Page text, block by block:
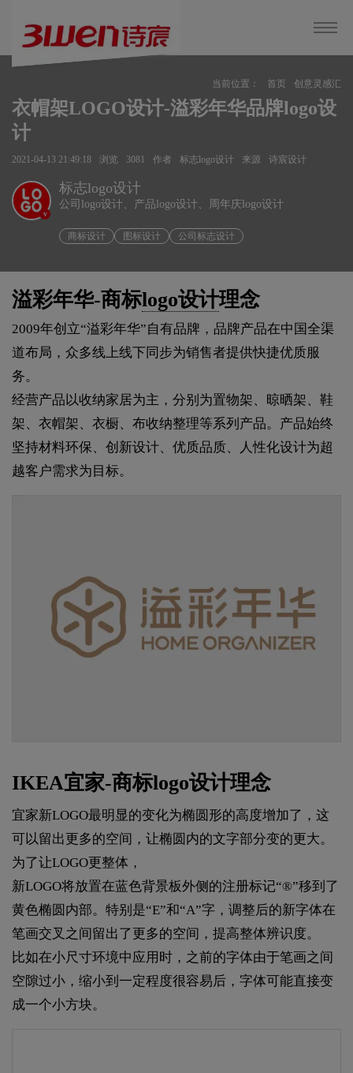
当前位置： 首页 创意灵感汇
衣帽架LOGO设计-溢彩年华品牌logo设
计
2021-04-13 21:49:18 浏览 3081 作者 标志logo设计 来源 诗宸设计
v
标志logo设计
公司logo设计、产品logo设计、周年庆logo设计
商标设计 图标设计 公司标志设计
溢彩年华-商标logo设计理念
2009年创立“溢彩年华”自有品牌，品牌产品在中国全渠
道布局，众多线上线下同步为销售者提供快捷优质服
务。
经营产品以收纳家居为主，分别为置物架、晾晒架、鞋
架、衣帽架、衣橱、布收纳整理等系列产品。产品始终
坚持材料环保、创新设计、优质品质、人性化设计为超
越客户需求为目标。
IKEA宜家-商标logo设计理念
宜家新LOGO最明显的变化为椭圆形的高度增加了，这
可以留出更多的空间，让椭圆内的文字部分变的更大。
为了让LOGO更整体，
新LOGO将放置在蓝色背景板外侧的注册标记“®”移到了
黄色椭圆内部。特别是“E”和“A”字，调整后的新字体在
笔画交叉之间留出了更多的空间，提高整体辨识度。
比如在小尺寸环境中应用时，之前的字体由于笔画之间
空隙过小，缩小到一定程度很容易后，字体可能直接变
成一个小方块。